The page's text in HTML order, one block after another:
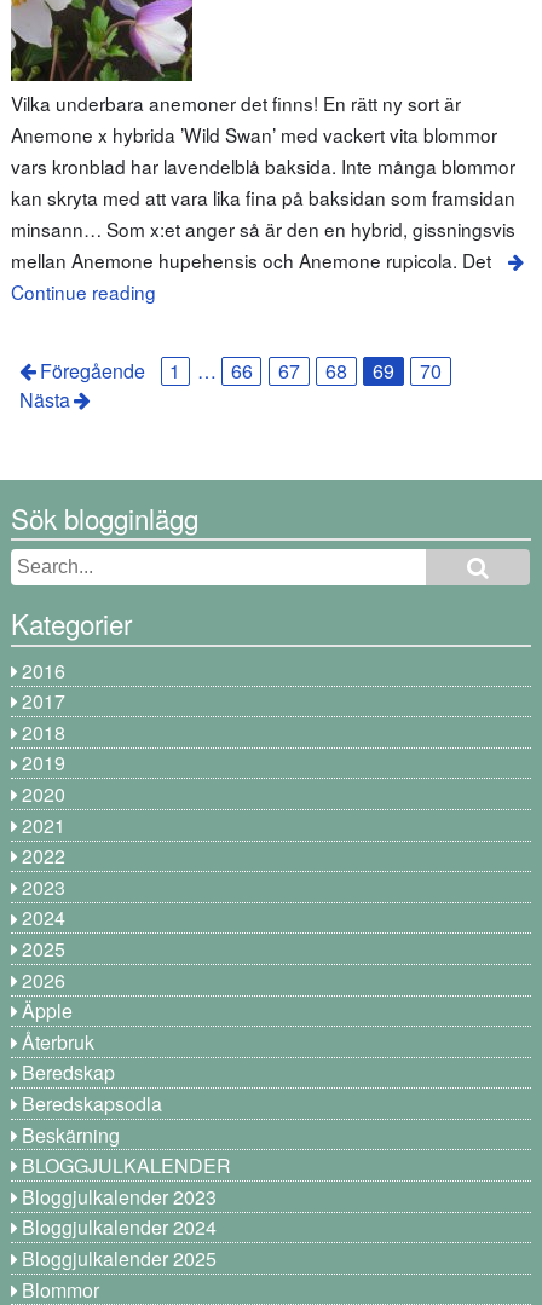
Vilka underbara anemoner det finns! En rätt ny sort är
Anemone x hybrida ’Wild Swan’ med vackert vita blommor
vars kronblad har lavendelblå baksida. Inte många blommor
kan skryta med att vara lika fina på baksidan som framsidan
minsann… Som x:et anger så är den en hybrid, gissningsvis
mellan Anemone hupehensis och Anemone rupicola. Det
Continue reading
Föregående 1 … 66 67 68 69
70
Nästa
Sök blogginlägg
Kategorier
2016
2017
2018
2019
2020
2021
2022
2023
2024
2025
2026
Äpple
Återbruk
Beredskap
Beredskapsodla
Beskärning
BLOGGJULKALENDER
Bloggjulkalender 2023
Bloggjulkalender 2024
Bloggjulkalender 2025
Blommor